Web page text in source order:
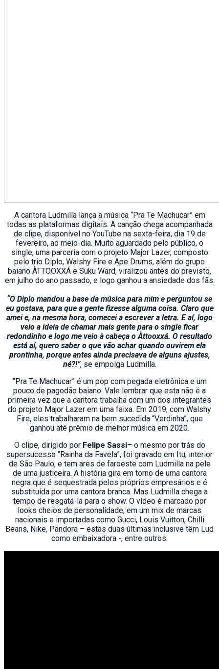
A cantora Ludmilla lança a música “Pra Te Machucar” em
todas as plataformas digitais. A canção chega acompanhada
de clipe, disponível no YouTube na sexta-feira, dia 19 de
fevereiro, ao meio-dia. Muito aguardado pelo público, o
single, uma parceria com o projeto Major Lazer, composto
pelo trio Diplo, Walshy Fire e Ape Drums, além do grupo
baiano ÀTTOOXXÁ e Suku Ward, viralizou antes do previsto,
em julho do ano passado, e logo ganhou a ansiedade dos fãs.
“O Diplo mandou a base da música para mim e perguntou se
eu gostava, para que a gente fizesse alguma coisa. Claro que
amei e, na mesma hora, comecei a escrever a letra. E aí, logo
veio a ideia de chamar mais gente para o single ficar
redondinho e logo me veio à cabeça o Àttooxxá. O resultado
está aí, quero saber o que vão achar quando ouvirem ela
prontinha, porque antes ainda precisava de alguns ajustes,
né?!”, se empolga Ludmilla.
“Pra Te Machucar” é um pop com pegada eletrônica e um
pouco de pagodão baiano. Vale lembrar que esta não é a
primeira vez que a cantora trabalha com um dos integrantes
do projeto Major Lazer em uma faixa. Em 2019, com Walshy
Fire, eles trabalharam na bem sucedida “Verdinha”, que
ganhou até prêmio de melhor música em 2020.
O clipe, dirigido por Felipe Sassi– o mesmo por trás do
supersucesso “Rainha da Favela”, foi gravado em Itu, interior
de São Paulo, e tem ares de faroeste com Ludmilla na pele
de uma justiceira. A história gira em torno de uma cantora
negra que é sequestrada pelos próprios empresários e é
substituída por uma cantora branca. Mas Ludmilla chega a
tempo de resgatá-la para o show. O vídeo é marcado por
looks cheios de personalidade, em um mix de marcas
nacionais e importadas como Gucci, Louis Vuitton, Chilli
Beans, Nike, Pandora – estas duas últimas inclusive têm Lud
como embaixadora -, entre outros.